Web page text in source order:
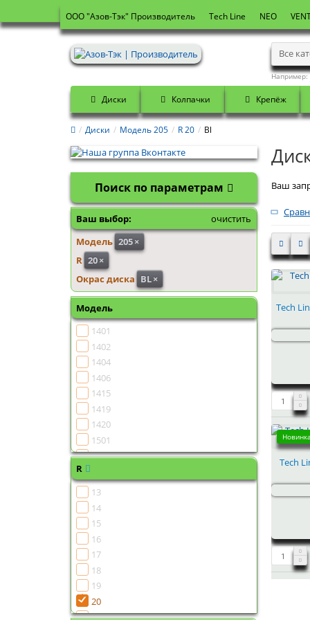
OOO "Азов-Тэк" Производитель Tech Line NEO
Все
Например:
Диски Колпачки Крепёж
Диски Модель 205 R 20 Bl
Поиск по параметрам
Ваш выбор:
очистить
Модель 205×
R 20×
Окрас диска BL×
Модель
1401
1402
1404
1406
1415
1419
1420
1501
1502
1505
1507
1510
1513
1516
R
13
14
15
16
17
18
19
20
21
Ваш
Tech
Tech